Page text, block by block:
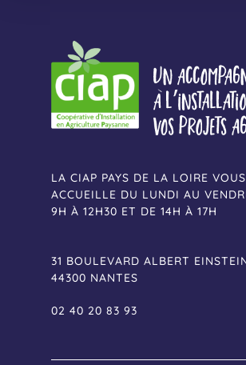
LA CIAP PAYS DE LA LOIRE VOUS
ACCUEILLE DU LUNDI AU
9H À 12H30 ET DE 14H À 17H
31 BOULEVARD ALBERT
44300 NANTES
02 40 20 83 93